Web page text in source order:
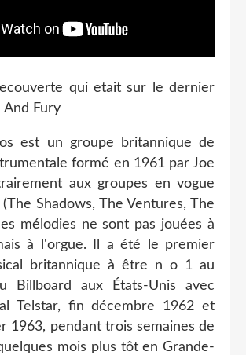
qui etait sur le dernier
Fury
est un groupe britannique de
formé en 1961 par Joe
aux groupes en vogue
Shadows, The Ventures, The
mélodies ne sont pas jouées à
à l'orgue. Il a été le premier
britannique à être n o 1 au
Billboard aux États-Unis avec
Telstar, fin décembre 1962 et
1963, pendant trois semaines de
mois plus tôt en Grande-